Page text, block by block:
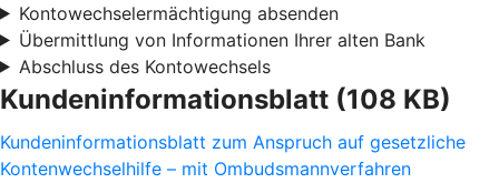
Kontowechselermächtigung absenden
Übermittlung von Informationen Ihrer alten Bank
Abschluss des Kontowechsels
Kundeninformationsblatt (108 KB)
Kundeninformationsblatt zum Anspruch auf gesetzliche
Kontenwechselhilfe – mit Ombudsmannverfahren